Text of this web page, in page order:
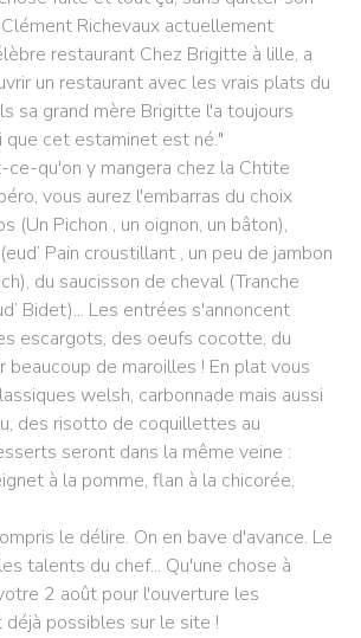
Richevaux actuellement
restaurant Chez Brigitte à lille, a
un restaurant avec les vrais plats du
sa grand mère Brigitte l'a toujours
que cet estaminet est né."
ce-qu'on y mangera chez la Chtite
vous aurez l'embarras du choix
(Un Pichon , un oignon, un bâton),
Pain croustillant , un peu de jambon
du saucisson de cheval (Tranche
Bidet)... Les entrées s'annoncent
escargots, des oeufs cocotte, du
beaucoup de maroilles ! En plat vous
welsh, carbonnade mais aussi
des risotto de coquillettes au
seront dans la même veine :
à la pomme, flan à la chicorée,
le délire. On en bave d'avance. Le
talents du chef... Qu'une chose à
2 août pour l'ouverture les
possibles sur le site !